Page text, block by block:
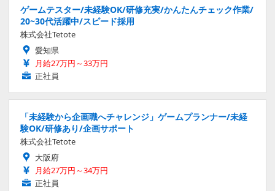
ゲームテスター/未経験OK/研修充実/かんたんチェック作業/
20~30代活躍中/スピード採用
株式会社Tetote
愛知県
月給27万円～33万円
正社員
「未経験から企画職へチャレンジ」ゲームプランナー/未経
験OK/研修あり/企画サポート
株式会社Tetote
大阪府
月給27万円～34万円
正社員